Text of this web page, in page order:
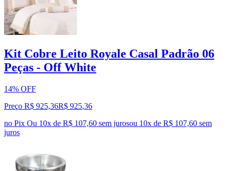
Kit Cobre Leito Royale Casal Padrão 06
Peças - Off White
14% OFF
Preço R$ 925,36R$ 925,36
no Pix Ou 10x de R$ 107,60 sem jurosou 10x de R$ 107,60 sem
juros